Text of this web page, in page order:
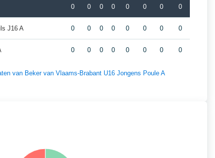
0 0 0 0 0 0 0 0
J16 A 0 0 0 0 0 0 0 0
0 0 0 0 0 0 0 0
van Beker van Vlaams-Brabant U16 Jongens Poule A